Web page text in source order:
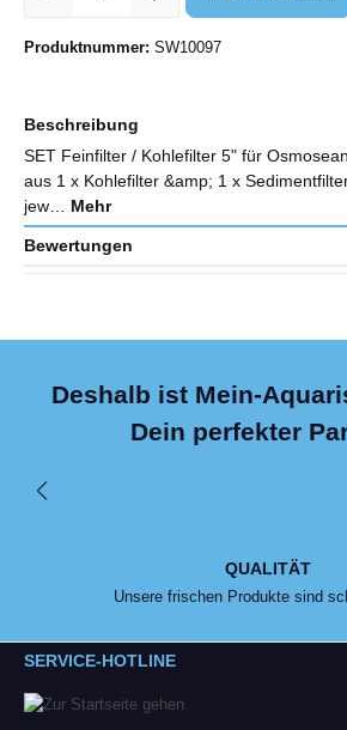
Produktnummer: SW10097
Beschreibung
SET Feinfilter / Kohlefilter 5" für
aus 1 x Kohlefilter &amp; 1 x
jew… Mehr
Bewertungen
Deshalb ist Mein-
Dein perfekter
QUALITÄT
Unsere frischen Produkte sind
SERVICE-HOTLINE